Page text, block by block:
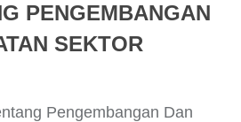
PENGEMBANGAN
SEKTOR
Pengembangan Dan